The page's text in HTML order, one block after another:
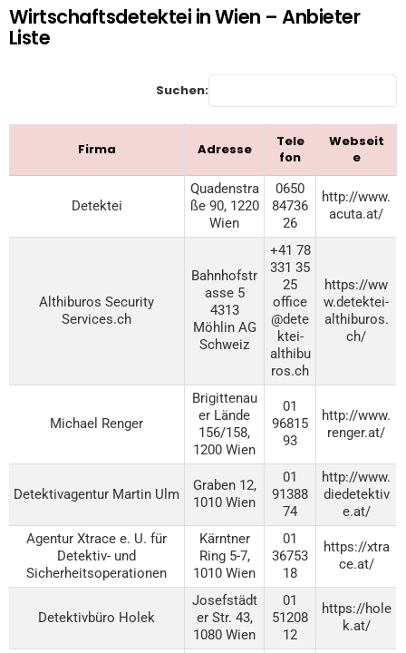
Wirtschaftsdetektei in Wien – Anbieter
Liste
Suchen:
Firma Adresse
Tele
fon
Webseit
e
Detektei
Quadenstra
ße 90, 1220
Wien
0650
84736
26
http://www.
acuta.at/
Althiburos Security
Services.ch
Bahnhofstr
asse 5
4313
Möhlin AG
Schweiz
+41 78
331 35
25
office
@dete
ktei-
althibu
ros.ch
https://ww
w.detektei-
althiburos.
ch/
Michael Renger
Brigittenau
er Lände
156/158,
1200 Wien
01
96815
93
http://www.
renger.at/
Detektivagentur Martin Ulm
Graben 12,
1010 Wien
01
91388
74
http://www.
diedetektiv
e.at/
Agentur Xtrace e. U. für
Detektiv- und
Sicherheitsoperationen
Kärntner
Ring 5-7,
1010 Wien
01
36753
18
https://xtra
ce.at/
Detektivbüro Holek
Josefstädt
er Str. 43,
1080 Wien
01
51208
12
https://hole
k.at/